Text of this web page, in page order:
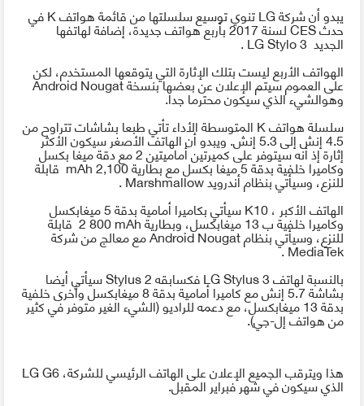
يبدو أن شركةLGتنوي توسيع سلسلتها من قائمة هواتفKفي حدثCES لسنة 2017 بأربع هواتف جديدة، إضافة لهاتفها الجديدLG Stylo 3
.
الهواتف الأربع ليست بتلك الإثارة التي يتوقعها المستخدم، لكن
على العموم سيتم الإعلان عن بعضها بنسخةAndroid Nougat
وهوالشيء الذي سيكون محترما جدا.
سلسلة هواتفKالمتوسطة الأداء تأتي طبعا بشاشات تتراوح من
4.5 إنش إلى 5.3 إنش. ويبدو أن الهاتف الأصغر سيكون الأكثر
إثارة إذ أنه سيتوفر على كميرتين أماميتين 2 مع دقة ميغا بكسل وكاميرا خلفية بدقة 5 ميغا بكسل مع بطارية 2,100 mAhقابلة للنزع، وسيأتي بنظام أندرويدMarshmallow
.
الهاتف الأكبر ،K10 سيأتي بكاميرا أمامية بدقة 5 ميغابكسل وكاميرا خلفية ب 13 ميغابكسل، وبطارية 2 800 mAhقابلة للنزع، وسيأتي بنظامAndroid Nougatمع معالج من شركة MediaTek
.
بالنسبة لهاتفLG Stylus 3فكسابقهStylus 2سيأتي أيضا
بشاشة 5.7 إنش مع كاميرا أمامية بدقة 8 ميغابكسل وأخرى خلفية
بدقة 13 ميغابكسل، مع دعمه للراديو (الشيء الغير متوفر في كثير
من هواتف إل-جي).
هذا ويترقب الجميع الإعلان على الهاتف الرئيسي للشركة،LG G6 الذي سيكون في شهر فبراير المقبل.